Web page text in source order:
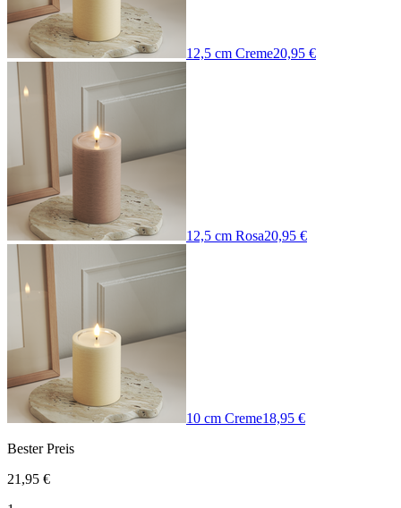
12,5 cm Creme20,95 €
12,5 cm Rosa20,95 €
10 cm Creme18,95 €
Bester Preis
21,95 €